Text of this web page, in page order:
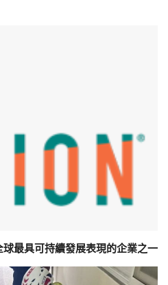
球最具可持續發展表現的企業之一